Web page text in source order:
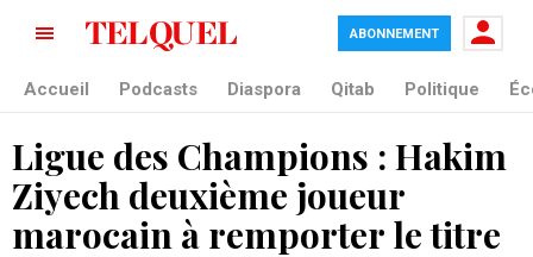
ABONNEMENT
Accueil Podcasts Diaspora Qitab Politique
Ligue des Champions : Hakim
Ziyech deuxième joueur
marocain à remporter le titre